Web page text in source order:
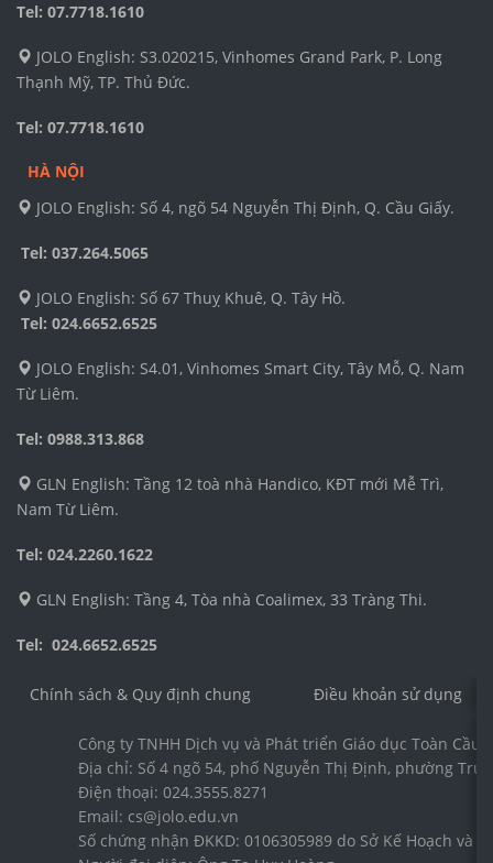
Tel: 07.7718.1610
JOLO English: S3.020215, Vinhomes Grand Park, P. Long
Thạnh Mỹ, TP. Thủ Đức.
Tel: 07.7718.1610
HÀ NỘI
JOLO English: Số 4, ngõ 54 Nguyễn Thị Định, Q. Cầu Giấy.
Tel: 037.264.5065
JOLO English: Số 67 Thuỵ Khuê, Q. Tây Hồ.
Tel: 024.6652.6525
JOLO English: S4.01, Vinhomes Smart City, Tây Mỗ, Q. Nam
Từ Liêm.
Tel: 0988.313.868
GLN English: Tầng 12 toà nhà Handico, KĐT mới Mễ Trì,
Nam Từ Liêm.
Tel: 024.2260.1622
GLN English: Tầng 4, Tòa nhà Coalimex, 33 Tràng Thi.
Tel: 024.6652.6525
Chính sách & Quy định chung Điều khoản sử dụng
Công ty TNHH Dịch vụ và Phát triển Giáo dục Toàn Cầu
Địa chỉ: Số 4 ngõ 54, phố Nguyễn Thị Định, phường
Điện thoại: 024.3555.8271
Email: cs@jolo.edu.vn
Số chứng nhận ĐKKD: 0106305989 do Sở Kế Hoạch và